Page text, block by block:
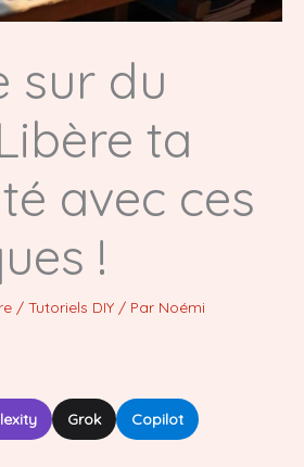
sur du
ta
avec ces
!
/ Tutoriels DIY / Par Noémi
Grok Copilot